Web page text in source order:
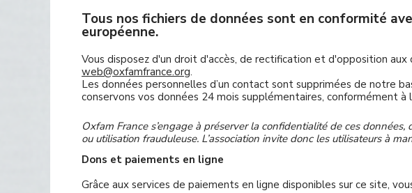
Tous nos fichiers de données sont en conformité
européenne.
Vous disposez d'un droit d'accès, de rectification et d'opposition
web@oxfamfrance.org.
Les données personnelles d’un contact sont supprimées de notre
conservons vos données 24 mois supplémentaires, conformément à
Oxfam France s’engage à préserver la confidentialité de ces
ou utilisation frauduleuse. L’association invite donc les utilisateurs à
Dons et paiements en ligne
Grâce aux services de paiements en ligne disponibles sur ce site,